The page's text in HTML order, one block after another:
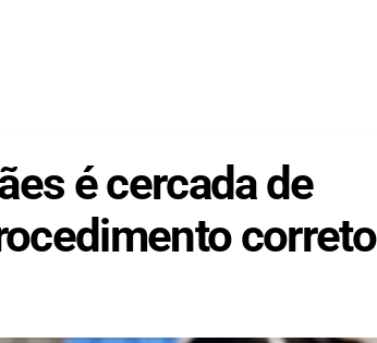
é cercada de
correto